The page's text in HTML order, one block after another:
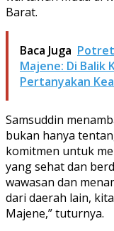
Barat.
Baca Juga
Majene: Di Balik
Pertanyakan
Samsuddin
bukan hanya
komitmen untuk
yang sehat dan
wawasan dan
dari daerah lain,
Majene,” tuturnya.